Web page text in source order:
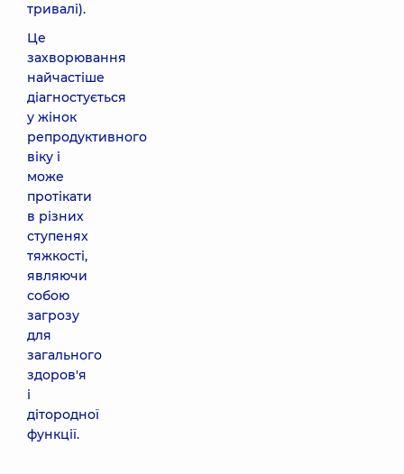
тривалі).
Це
захворювання
найчастіше
діагностується
у жінок
репродуктивного
віку і
може
протікати
в різних
ступенях
тяжкості,
являючи
собою
загрозу
для
загального
здоров'я
і
дітородної
функції.